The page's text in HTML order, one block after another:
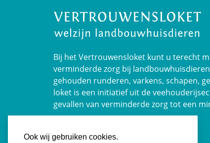
Ook wij gebruiken cookies.
Bij het Vertrouwensloket kunt u terecht
verminderde zorg bij
gehouden runderen, varkens, schapen,
loket is een initiatief uit de
gevallen van verminderde zorg tot een